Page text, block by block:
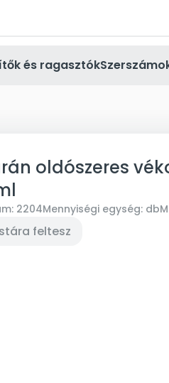
és ragasztók
oldószeres
2204Mennyiségi egység: db
feltesz